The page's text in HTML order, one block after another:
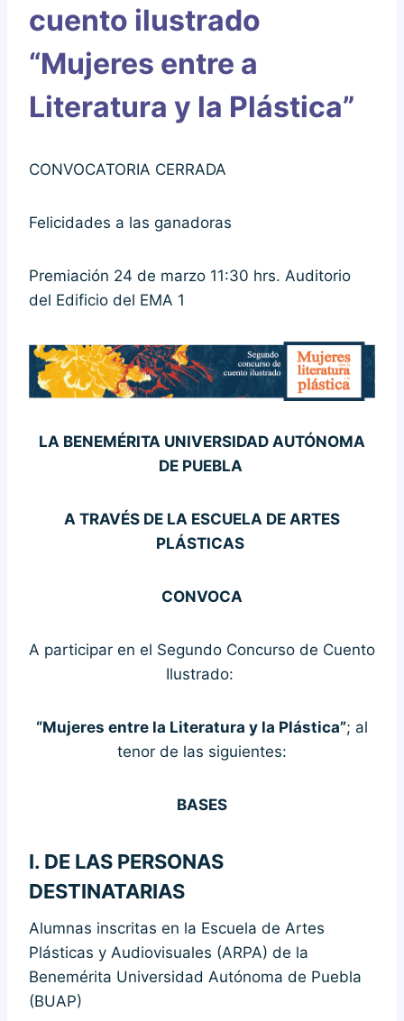
cuento ilustrado
“Mujeres entre a
Literatura y la Plástica”
CONVOCATORIA CERRADA
Felicidades a las ganadoras
Premiación 24 de marzo 11:30 hrs. Auditorio
del Edificio del EMA 1
LA BENEMÉRITA UNIVERSIDAD AUTÓNOMA
DE PUEBLA
A TRAVÉS DE LA ESCUELA DE ARTES
PLÁSTICAS
CONVOCA
A participar en el Segundo Concurso de Cuento
Ilustrado:
“Mujeres entre la Literatura y la Plástica”; al
tenor de las siguientes:
BASES
I. DE LAS PERSONAS
DESTINATARIAS
Alumnas inscritas en la Escuela de Artes
Plásticas y Audiovisuales (ARPA) de la
Benemérita Universidad Autónoma de Puebla
(BUAP)